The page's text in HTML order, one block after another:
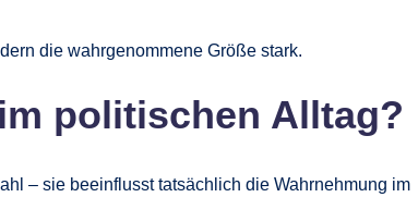
die wahrgenommene Größe stark.
politischen Alltag?
– sie beeinflusst tatsächlich die Wahrnehmung im